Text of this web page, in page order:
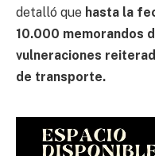
detalló que hasta la
10.000 memorandos
vulneraciones
de transporte.